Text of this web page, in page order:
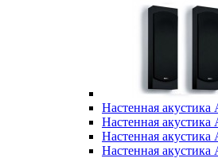
Настенная акустика
Настенная акустика
Настенная акустика
Настенная акустика